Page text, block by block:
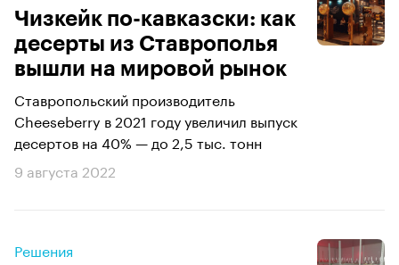
Чизкейк по-кавказски: как
десерты из Ставрополья
вышли на мировой рынок
Ставропольский производитель
Cheeseberry в 2021 году увеличил выпуск
десертов на 40% — до 2,5 тыс. тонн
9 августа 2022
Решения